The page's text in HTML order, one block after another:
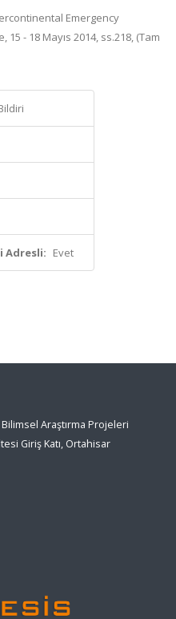
Emergency
- 18 Mayıs 2014, ss.218, (Tam
Adresli: Evet
Araştırma Projeleri
Giriş Katı, Ortahisar